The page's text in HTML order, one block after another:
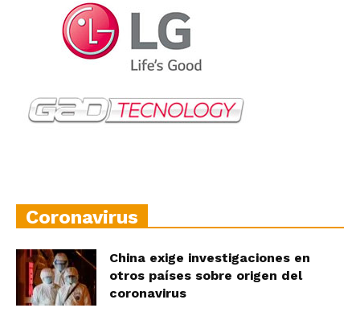
Coronavirus
China exige investigaciones en
otros países sobre origen del
coronavirus